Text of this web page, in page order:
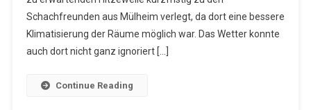
Schachfreunden aus Mülheim verlegt, da dort eine bessere
Klimatisierung der Räume möglich war. Das Wetter konnte
auch dort nicht ganz ignoriert […]
Continue Reading